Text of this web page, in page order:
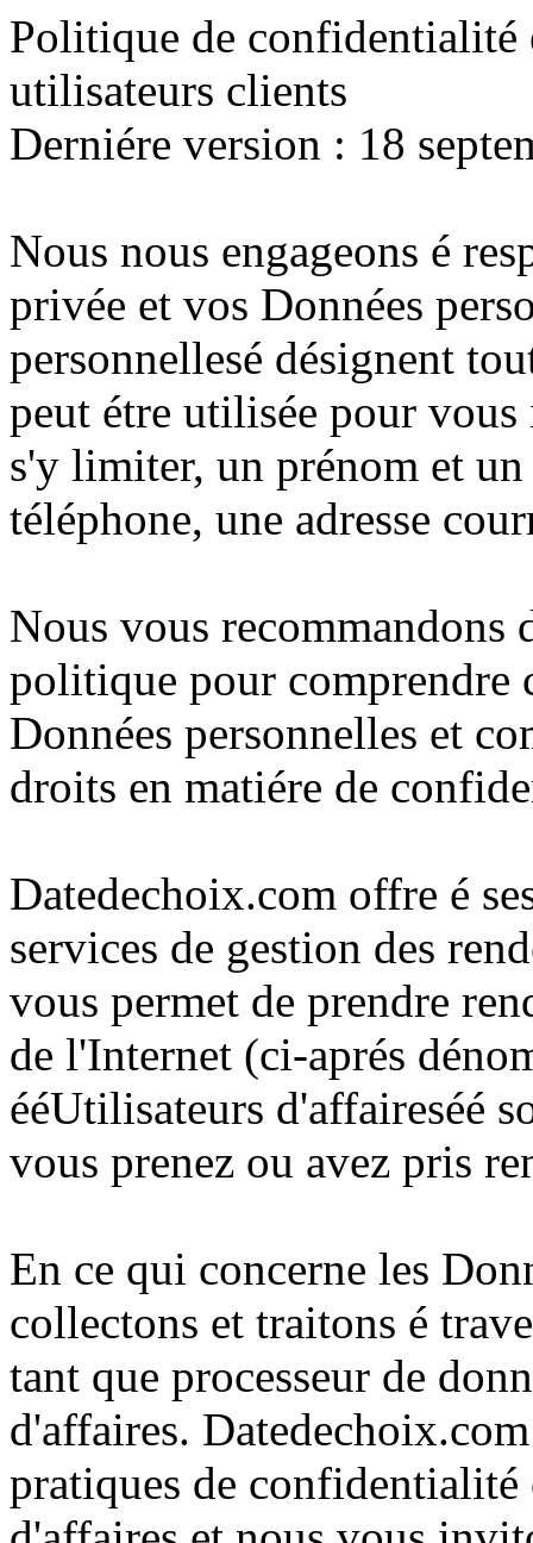
Politique de confidentialité
utilisateurs clients
Derniére version : 18
Nous nous engageons é
privée et vos Données
personnellesé désignent
peut étre utilisée pour
s'y limiter, un prénom et
téléphone, une adresse
Nous vous recommandons
politique pour comprendre
Données personnelles et
droits en matiére de
Datedechoix.com offre é
services de gestion des
vous permet de prendre
de l'Internet (ci-aprés
ééUtilisateurs d'affaireséé
vous prenez ou avez pris
En ce qui concerne les
collectons et traitons é
tant que processeur de
d'affaires.
pratiques de